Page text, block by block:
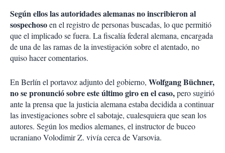
Según ellos las autoridades alemanas no inscribieron al
sospechosoen el registro de personas buscadas, lo que permitió
que el implicado se fuera. La fiscalía federal alemana, encargada
de una de las ramas de la investigación sobre el atentado, no
quiso hacer comentarios.
En Berlín el portavoz adjunto del gobierno, Wolfgang Büchner,
no se pronunció sobre este último giro en el caso,pero sugirió
ante la prensa que la justicia alemana estaba decidida a continuar
las investigaciones sobre el sabotaje, cualesquiera que sean los
autores. Según los medios alemanes, el instructor de buceo
ucraniano Volodimir Z. vivía cerca de Varsovia.